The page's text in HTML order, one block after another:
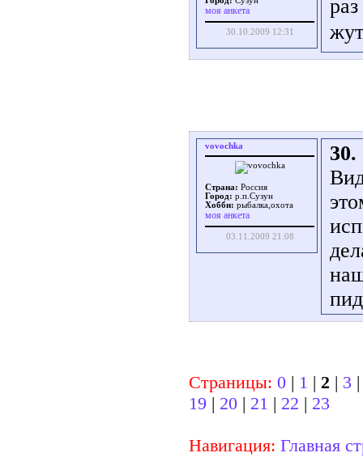
моя анкета
30.10.2009 12:31
vovochka
Страна: Россия
Город: р.п.Сузун
Хобби: рыбалка,охота
моя анкета
03.11.2009 21:08
30.
Страницы: 0 | 1 | 2 | 3
19 | 20 | 21 | 22 | 23
Навигация: Главная